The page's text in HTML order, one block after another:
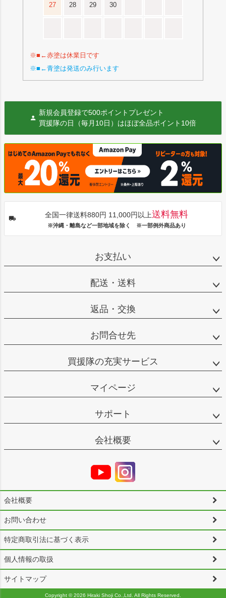
27 28 29 30
※■←赤塗は休業日です
※■←青塗は発送のみ行います
新規会員登録で500ポイントプレゼント
買援隊の日（毎月10日）はほぼ全品ポイント10倍
全国一律送料880円 11,000円以上送料無料
※沖縄・離島など一部地域を除く ※一部例外商品あり
お支払い
配送・送料
返品・交換
お問合せ先
買援隊の充実サービス
マイページ
サポート
会社概要
会社概要
お問い合わせ
特定商取引法に基づく表示
個人情報の取扱
サイトマップ
Copyright ©2026 Hiraki Shoji Co.,Ltd. All Rights Reserved.